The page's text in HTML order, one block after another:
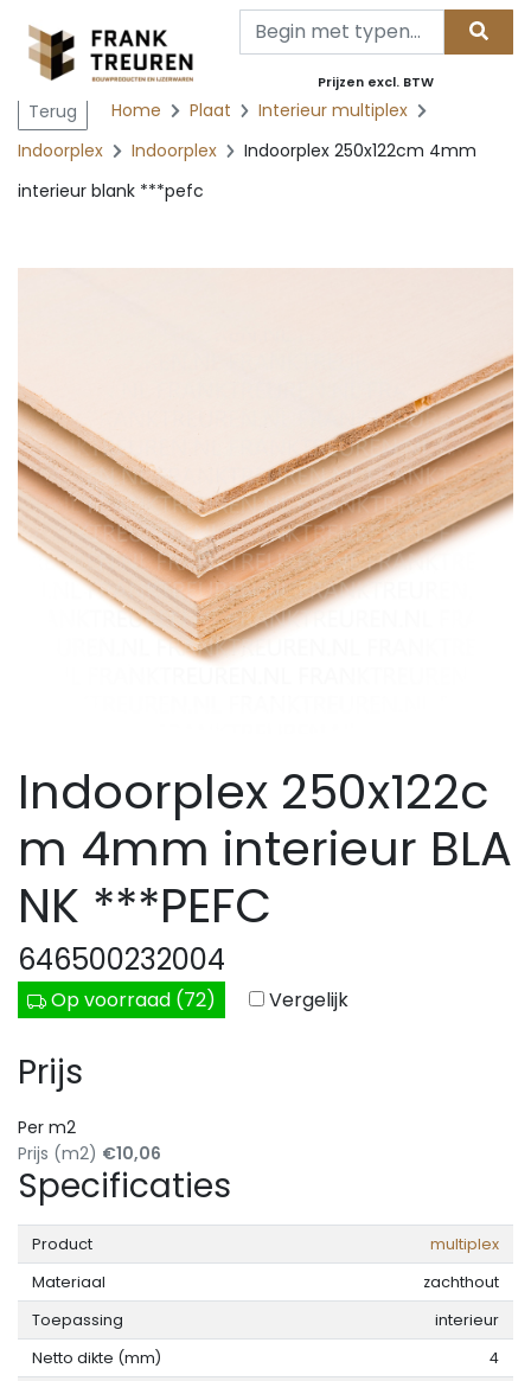
Prijzen excl. BTW
Terug Home Plaat
Interieur multiplex
Indoorplex
Indoorplex
Indoorplex 250x122cm 4mm
interieur blank ***pefc
Indoorplex 250x122c
m 4mm interieur BLA
NK ***PEFC
646500232004
Op voorraad (72) Vergelijk
Prijs
Per m2
Prijs (m2) €10,06
Specificaties
Product
multiplex
Materiaal
zachthout
Toepassing
interieur
Netto dikte (mm)
4